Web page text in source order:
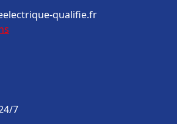
qualifie.fr
7